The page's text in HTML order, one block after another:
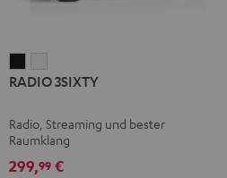
3SIXTY3SIXTY
RADIO 3SIXTY
Radio, Streaming und bester
Raumklang
299,99 €